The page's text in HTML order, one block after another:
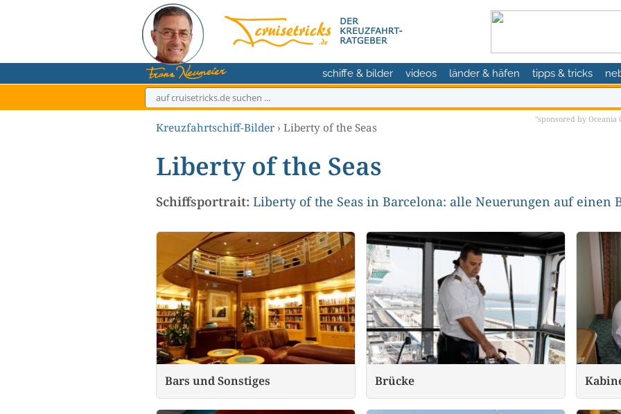
schiffe & bilder videos länder & häfen tipps & tricks
"sponsored by Oceania
Kreuzfahrtschiff-Bilder › Liberty of the Seas
Liberty of the Seas
Schiffsportrait: Liberty of the Seas in Barcelona: alle Neuerungen auf einen
Bars und Sonstiges Brücke